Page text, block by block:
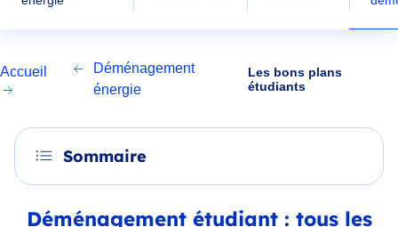
Accueil
Déménagement
énergie
Les bons plans
étudiants
Sommaire
Déménagement étudiant : tous les